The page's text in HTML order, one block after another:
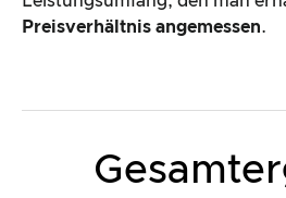
Preisverhältnis angemessen.